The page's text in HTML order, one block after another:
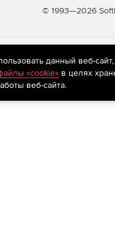
© 1993—2026
применяются
к
данный веб-
«cookie»в целях
веб-сайта.